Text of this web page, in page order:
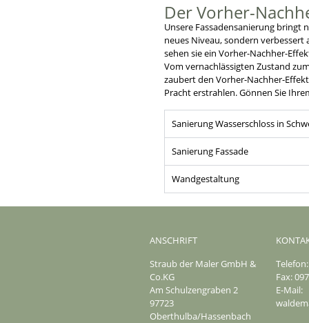
Der Vorher-
Unsere Fassadensanierung bringt
neues Niveau, sondern verbessert
sehen sie ein Vorher-Nachher-
Vom vernachlässigten Zustand
zaubert den Vorher-Nachher-
Pracht erstrahlen. Gönnen Sie
Sanierung Wasserschloss in
Sanierung Fassade
Wandgestaltung
ANSCHRIFT
Straub der Maler GmbH &
Co.KG
Am Schulzengraben 2
97723
Oberthulba/Hassenbach
Fax:
E-Mail: